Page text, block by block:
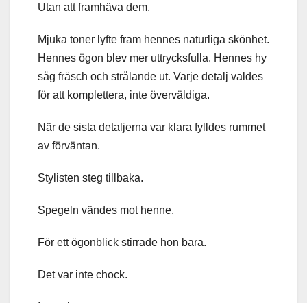
Utan att framhäva dem.
Mjuka toner lyfte fram hennes naturliga skönhet.
Hennes ögon blev mer uttrycksfulla. Hennes hy
såg fräsch och strålande ut. Varje detalj valdes
för att komplettera, inte överväldiga.
När de sista detaljerna var klara fylldes rummet
av förväntan.
Stylisten steg tillbaka.
Spegeln vändes mot henne.
För ett ögonblick stirrade hon bara.
Det var inte chock.